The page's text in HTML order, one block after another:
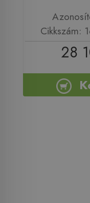
Cikkszám:
28